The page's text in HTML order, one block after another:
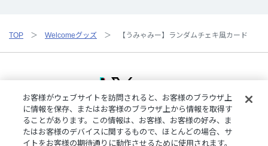
TOP Welcomeグッズ 【うみゃみー】ランダムチェキ風カード
ご利用規約プライバシーポリシー
特定商取引法に基づく表記
ご利用ガイドよくある質問お問い合わせにじさんじ公式サイト
お客様がウェブサイトを訪問されると、お客様のブラウザ上
に情報を保存、またはお客様のブラウザ上から情報を取得す
ることがあります。この情報は、お客様、お客様の好み、ま
たはお客様のデバイスに関するもので、ほとんどの場合、サ
イトをお客様の期待通りに動作させるために使用されます。